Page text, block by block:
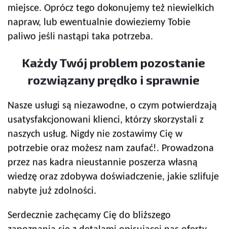
miejsce. Oprócz tego dokonujemy też niewielkich
napraw, lub ewentualnie dowieziemy Tobie
paliwo jeśli nastąpi taka potrzeba.
Każdy Twój problem pozostanie
rozwiązany prędko i sprawnie
Nasze usługi są niezawodne, o czym potwierdzają
usatysfakcjonowani klienci, którzy skorzystali z
naszych usług. Nigdy nie zostawimy Cię w
potrzebie oraz możesz nam zaufać!. Prowadzona
przez nas kadra nieustannie poszerza własną
wiedzę oraz zdobywa doświadczenie, jakie szlifuje
nabyte już zdolności.
Serdecznie zachęcamy Cię do bliższego